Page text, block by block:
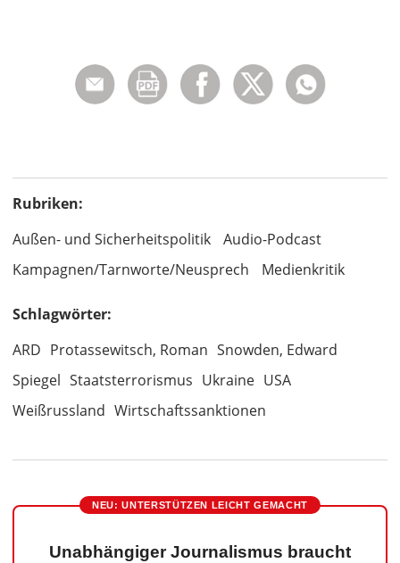
Rubriken:
Außen- und Sicherheitspolitik
Audio-Podcast
Kampagnen/Tarnworte/Neusprech
Medienkritik
Schlagwörter:
ARD Protassewitsch, Roman Snowden, Edward
Spiegel Staatsterrorismus Ukraine USA
Weißrussland Wirtschaftssanktionen
NEU: UNTERSTÜTZEN LEICHT GEMACHT
Unabhängiger Journalismus braucht